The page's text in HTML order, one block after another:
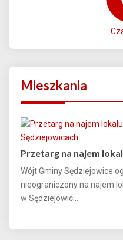
Mieszkania
Przetarg na najem
Wójt Gminy Sędziejowice
nieograniczony na najem
w Sędziejowic...